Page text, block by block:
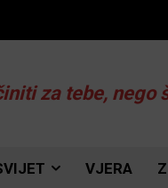
za tebe, nego
VJERA